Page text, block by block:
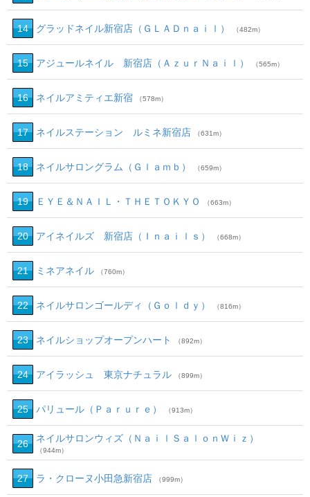
14 グラッドネイル新宿店（ＧＬＡＤｎａｉｌ） （482m）
15 アジュールネイル 新宿店（ＡｚｕｒＮａｉｌ） （565m）
16 ネイルアミティエ新宿 （578m）
17 ネイルステーション ルミネ新宿店 （631m）
18 ネイルサロングラム（Ｇｌａｍｂ） （659m）
19 ＥＹＥ＆ＮＡＩＬ・ＴＨＥＴＯＫＹＯ （663m）
20 アイネイルズ 新宿店（Ｉｎａｉｌｓ） （668m）
21 ミネアネイル （760m）
22 ネイルサロンゴールディ（Ｇｏｌｄｙ） （816m）
23 ネイルショップオープンハート （892m）
24 アイラッシュ 東京ナチュラル （899m）
25 パリュール（Ｐａｒｕｒｅ） （913m）
26 ネイルサロンウィズ（ＮａｉｌＳａｌｏｎＷｉｚ）
（944m）
27 ラ・クローヌ小田急新宿店 （999m）